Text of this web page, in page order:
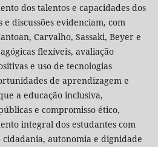
dos talentos e capacidades dos
e discussões evidenciam, com
Carvalho, Sassaki, Beyer e
flexíveis, avaliação
e uso de tecnologias
de aprendizagem e
a educação inclusiva,
e compromisso ético,
integral dos estudantes com
autonomia e dignidade